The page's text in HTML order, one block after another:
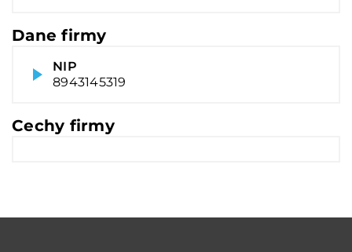
Dane firmy
NIP
8943145319
Cechy firmy